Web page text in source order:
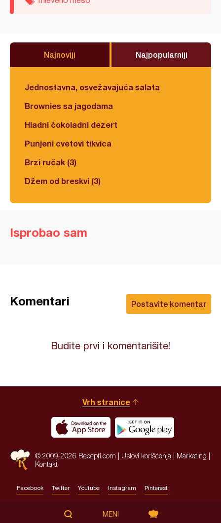
Najnoviji Najpopularniji
Jednostavna, osvežavajuća salata
Brownies sa jagodama
Hladni čokoladni dezert
Punjeni cvetovi tikvica
Brzi ručak (3)
Džem od breskvi (3)
Isprobao sam
Postavite komentar
Komentari
Budite prvi i komentarišite!
Vrh stranice
© 2009-2026 Recepti.com | Uslovi korišćenja Marketing
Kontakt
Facebook Twitter Youtube Instagram Pinterest